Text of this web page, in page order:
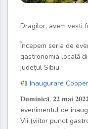
Dragilor, avem vești
Începem seria de
gastronomia locală
județul Sibiu.
#𝟏 Inaugurare
𝐃𝐮𝐦𝐢𝐧𝐢𝐜𝐚̆, 𝟐𝟐 𝐦𝐚𝐢
evenimentul de
Vii (viitor punct